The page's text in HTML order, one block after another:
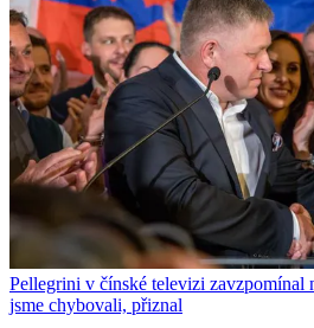
Pellegrini v čínské televizi zavzpomínal
jsme chybovali, přiznal